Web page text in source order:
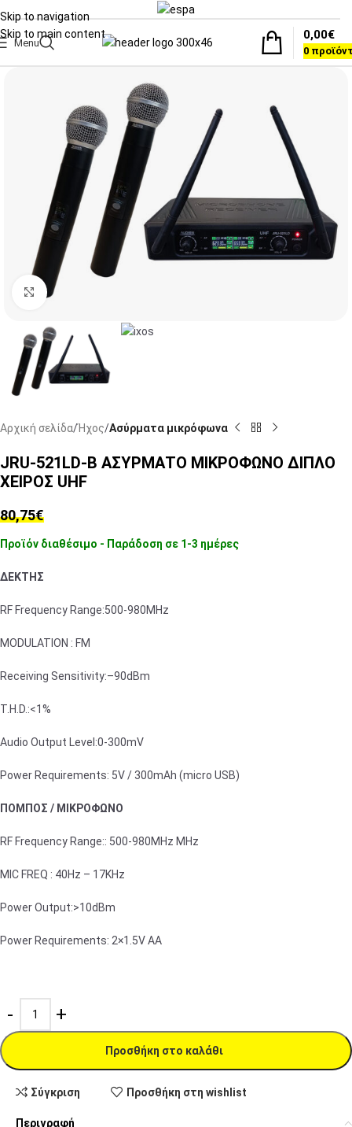
Skip to navigation
Skip to main content
Menu
0
0,00€
Click to enlarge
Αρχική σελίδα Ήχος Ασύρματα μικρόφωνα
JRU-521LD-B ΑΣΥΡΜΑΤΟ ΜΙΚΡΟΦΩΝΟ ΔΙΠΛΟ
ΧΕΙΡΟΣ UHF
80,75€
Προϊόν διαθέσιμο - Παράδοση σε 1-3 ημέρες
ΔΕΚΤΗΣ
RF Frequency Range:500-980MHz
MODULATION : FM
Receiving Sensitivity:–90dBm
T.H.D.:<1%
Audio Output Level:0-300mV
Power Requirements: 5V / 300mAh (micro USB)
ΠΟΜΠΟΣ / ΜΙΚΡΟΦΩΝΟ
RF Frequency Range:: 500-980MHz MHz
ΜΙC FREQ : 40Hz – 17KHz
Power Output:>10dBm
Power Requirements: 2×1.5V AA
Προσθήκη στο καλάθι
Σύγκριση Προσθήκη στη wishlist
Περιγραφή